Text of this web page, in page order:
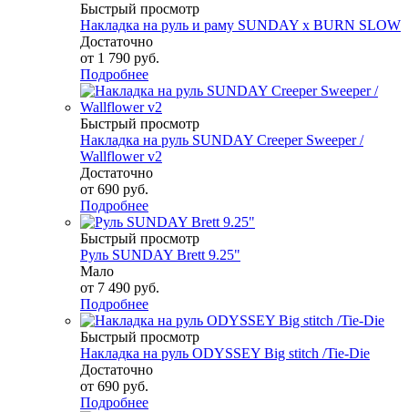
Быстрый просмотр
Накладка на руль и раму SUNDAY x BURN SLOW
Достаточно
от 1 790 руб.
Подробнее
Быстрый просмотр
Накладка на руль SUNDAY Creeper Sweeper /
Wallflower v2
Достаточно
от 690 руб.
Подробнее
Быстрый просмотр
Руль SUNDAY Brett 9.25"
Мало
от 7 490 руб.
Подробнее
Быстрый просмотр
Накладка на руль ODYSSEY Big stitch /Tie-Die
Достаточно
от 690 руб.
Подробнее